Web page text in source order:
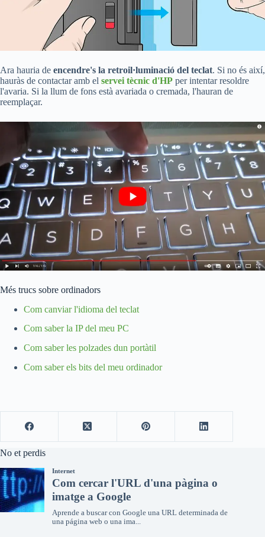
Ara hauria de encendre's la retroil·luminació del teclat. Si no és així,
hauràs de contactar amb el servei tècnic d'HP per intentar resoldre
l'avaria. Si la llum de fons està avariada o cremada, l'hauran de
reemplaçar.
Més trucs sobre ordinadors
Com canviar l'idioma del teclat
Com saber la IP del meu PC
Com saber les polzades dun portàtil
Com saber els bits del meu ordinador
No et perdis